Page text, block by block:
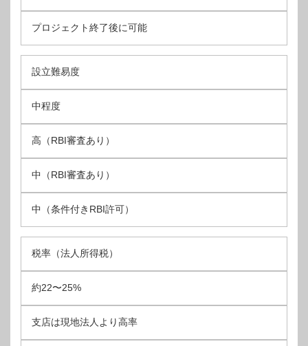
プロジェクト終了後に可能
設立難易度
中程度
高（RBI審査あり）
中（RBI審査あり）
中（条件付きRBI許可）
税率（法人所得税）
約22〜25%
支店は現地法人より高率